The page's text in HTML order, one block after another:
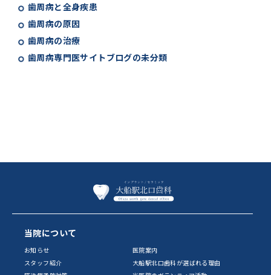
歯周病と全身疾患
歯周病の原因
歯周病の治療
歯周病専門医サイトブログの未分類
当院について
お知らせ
医院案内
スタッフ紹介
大船駅北口歯科が選ばれる理由